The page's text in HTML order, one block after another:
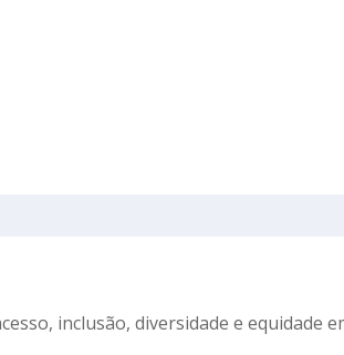
inclusão, diversidade e equidade